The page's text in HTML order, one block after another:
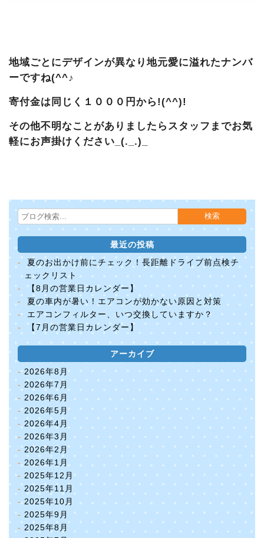
地域ごとにデザインが異なり地元愛に溢れたナンバ
ーですね(^^♪
寄付金は同じく１０００円から!(^^)!
その他不明なことがありましたらスタッフまでお気
軽にお声掛けください_(._.)_
最近の投稿
夏のお出かけ前にチェック！長距離ドライブ前点検チ
ェックリスト
【8月の営業日カレンダー】
夏の車内が暑い！エアコンが効かない原因と対策
エアコンフィルター、いつ交換していますか？
【7月の営業日カレンダー】
アーカイブ
2026年8月
2026年7月
2026年6月
2026年5月
2026年4月
2026年3月
2026年2月
2026年1月
2025年12月
2025年11月
2025年10月
2025年9月
2025年8月